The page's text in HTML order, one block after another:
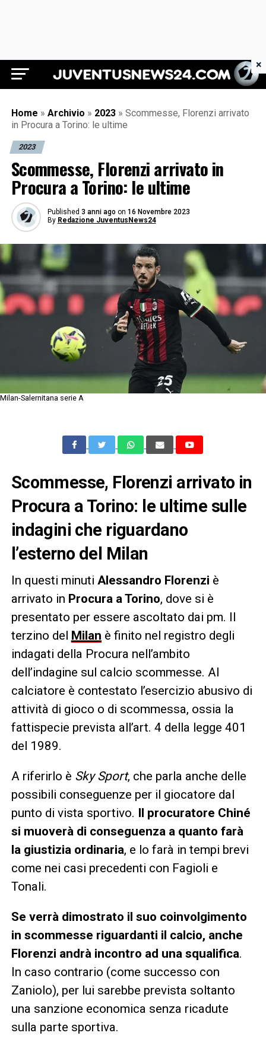
Juventus News 24
Home » Archivio » 2023 » Scommesse, Florenzi arrivato
in Procura a Torino: le ultime
2023
Scommesse, Florenzi arrivato in
Procura a Torino: le ultime
Published 3 anni ago on 16 Novembre 2023
By Redazione JuventusNews24
Milan-Salernitana serie A
Scommesse, Florenzi arrivato in
Procura a Torino: le ultime sulle
indagini che riguardano
l’esterno del Milan
In questi minuti Alessandro Florenzi è
arrivato in Procura a Torino, dove si è
presentato per essere ascoltato dai pm. Il
terzino del Milan è finito nel registro degli
indagati della Procura nell’ambito
dell’indagine sul calcio scommesse. Al
calciatore è contestato l’esercizio abusivo di
attività di gioco o di scommessa, ossia la
fattispecie prevista all’art. 4 della legge 401
del 1989.
A riferirlo è Sky Sport, che parla anche delle
possibili conseguenze per il giocatore dal
punto di vista sportivo. Il procuratore Chiné
si muoverà di conseguenza a quanto farà
la giustizia ordinaria, e lo farà in tempi brevi
come nei casi precedenti con Fagioli e
Tonali.
Se verrà dimostrato il suo coinvolgimento
in scommesse riguardanti il calcio, anche
Florenzi andrà incontro ad una squalifica.
In caso contrario (come successo con
Zaniolo), per lui sarebbe prevista soltanto
una sanzione economica senza ricadute
sulla parte sportiva.
×